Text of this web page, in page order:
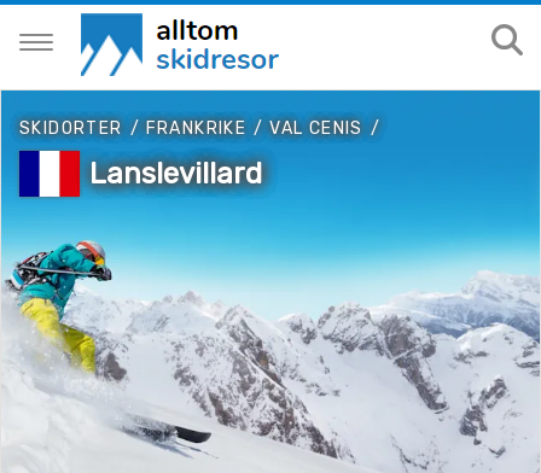
SKIDORTER /FRANKRIKE /VAL CENIS /
Lanslevillard